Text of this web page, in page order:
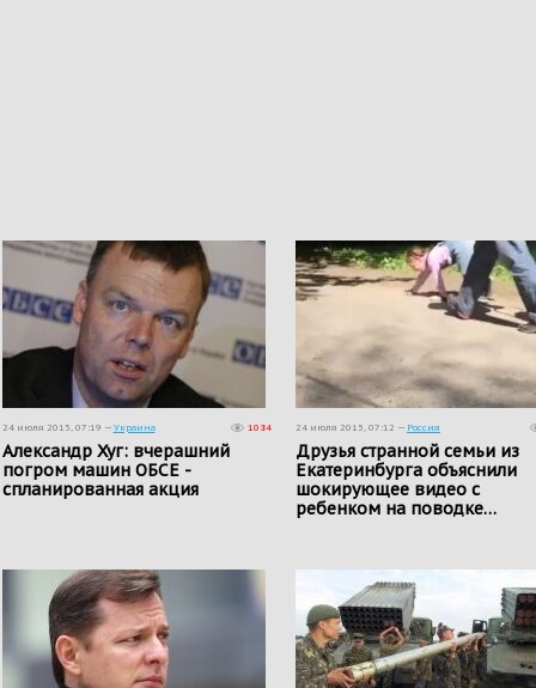
24 июля 2015, 07:19 — Украина 1084
Александр Хуг: вчерашний
погром машин ОБСЕ -
спланированная акция
24 июля 2015, 07:12 — Россия
Друзья странной семьи из
Екатеринбурга объяснили
шокирующее видео с
ребенком на поводке…